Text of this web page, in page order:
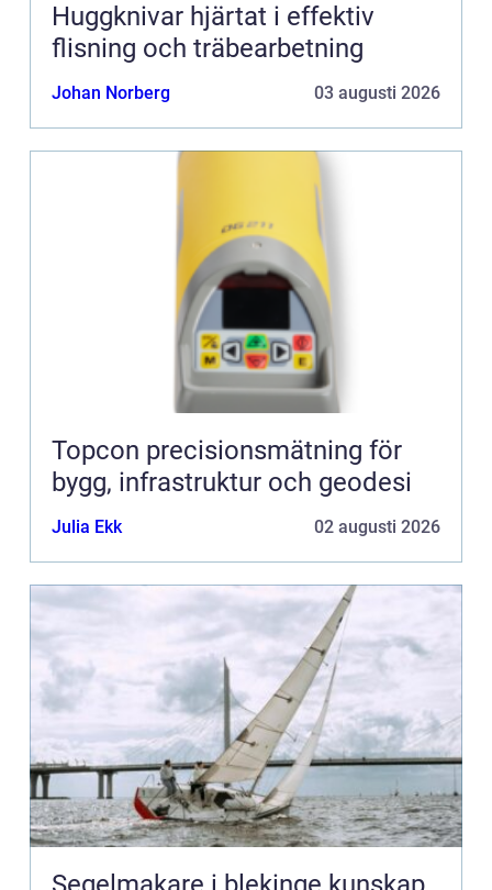
Huggknivar hjärtat i effektiv
flisning och träbearbetning
Johan Norberg 03 augusti 2026
Topcon precisionsmätning för
bygg, infrastruktur och geodesi
Julia Ekk 02 augusti 2026